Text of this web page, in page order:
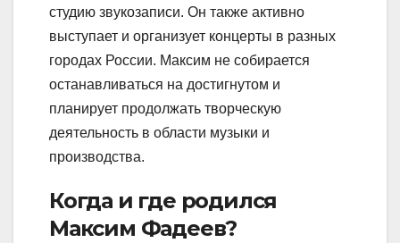
студию звукозаписи. Он также активно
выступает и организует концерты в разных
городах России. Максим не собирается
останавливаться на достигнутом и
планирует продолжать творческую
деятельность в области музыки и
производства.
Когда и где родился
Максим Фадеев?